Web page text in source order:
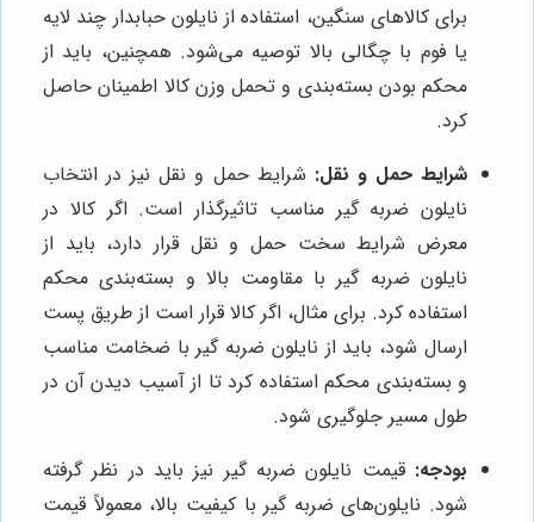
برای کالاهای سنگین، استفاده از نایلون حبابدار چند لایه
یا فوم با چگالی بالا توصیه می‌شود. همچنین، باید از
محکم بودن بسته‌بندی و تحمل وزن کالا اطمینان حاصل
کرد.
شرایط حمل و نقل: شرایط حمل و نقل نیز در انتخاب
نایلون ضربه گیر مناسب تاثیرگذار است. اگر کالا در
معرض شرایط سخت حمل و نقل قرار دارد، باید از
نایلون ضربه گیر با مقاومت بالا و بسته‌بندی محکم
استفاده کرد. برای مثال، اگر کالا قرار است از طریق پست
ارسال شود، باید از نایلون ضربه گیر با ضخامت مناسب
و بسته‌بندی محکم استفاده کرد تا از آسیب دیدن آن در
طول مسیر جلوگیری شود.
بودجه: قیمت نایلون ضربه گیر نیز باید در نظر گرفته
شود. نایلون‌های ضربه گیر با کیفیت بالا، معمولاً قیمت